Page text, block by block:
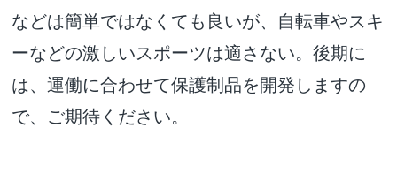
などは簡単ではなくても良いが、自転車やスキ
ーなどの激しいスポーツは適さない。後期に
は、運働に合わせて保護制品を開発しますの
で、ご期待ください。